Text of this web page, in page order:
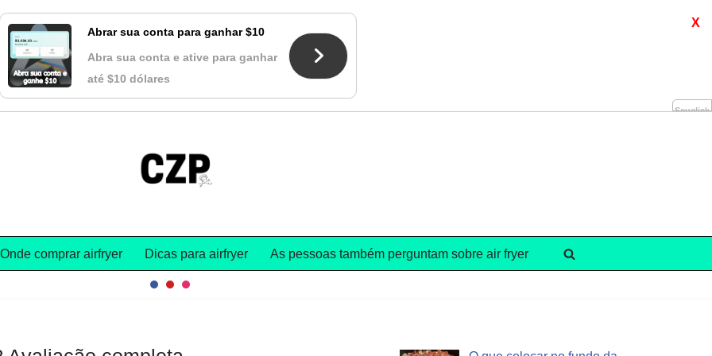
Onde comprar airfryer Dicas para airfryer As pessoas também perguntam sobre air fryer
X
Abrar sua conta para ganhar $10
Abra sua conta e ative para ganhar
até $10 dólares
Seuclick